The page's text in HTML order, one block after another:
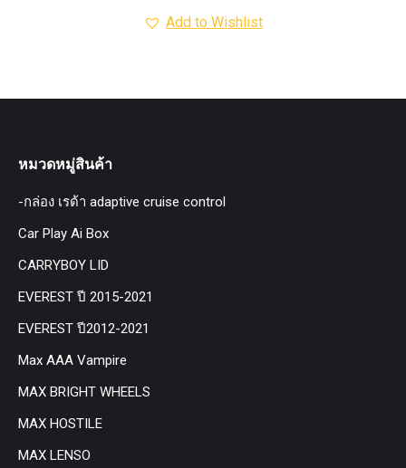
Add to Wishlist
หมวดหมู่สินค้า
-กล่อง เรด้า adaptive cruise control
Car Play Ai Box
CARRYBOY LID
EVEREST ปี 2015-2021
EVEREST ปี2012-2021
Max AAA Vampire
MAX BRIGHT WHEELS
MAX HOSTILE
MAX LENSO